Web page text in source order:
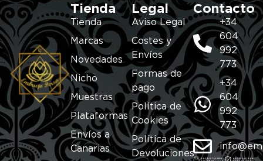
Tienda
Tienda
Marcas
Novedades
Nicho
Muestras
Plataformas
Envíos a
Canarias
Legal
Aviso Legal
Costes y
Envíos
Formas de
pago
Política de
Cookies
Política de
Devoluciones
Contacto
+34
604
992
773
+34
604
992
773